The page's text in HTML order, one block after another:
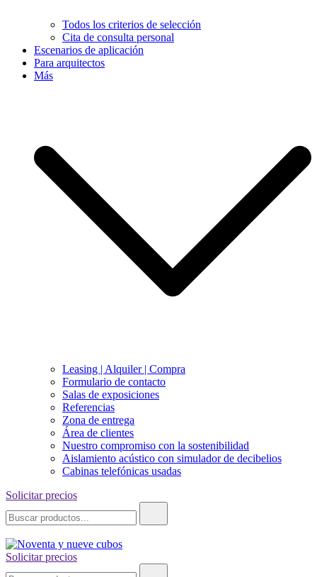
Todos los criterios de selección
Cita de consulta personal
Escenarios de aplicación
Para arquitectos
Más
Leasing | Alquiler | Compra
Formulario de contacto
Salas de exposiciones
Referencias
Zona de entrega
Área de clientes
Nuestro compromiso con la sostenibilidad
Aislamiento acústico con simulador de decibelios
Cabinas telefónicas usadas
Solicitar precios
Solicitar precios